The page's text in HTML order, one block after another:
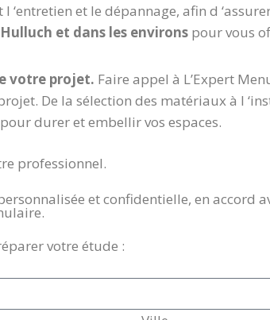
et le dépannage, afin d
et dans les environs pour vous
votre projet. Faire appel à L’Expert
De la sélection des matériaux à l
durer et embellir vos espaces.
professionnel.
et confidentielle, en accord
votre étude :